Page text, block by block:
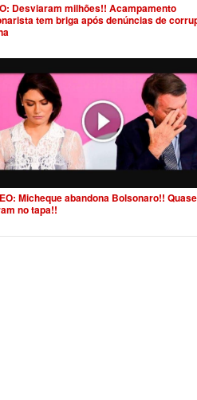
Desviaram milhões!! Acampamento
tem briga após denúncias de
Micheque abandona Bolsonaro!! Quase
no tapa!!